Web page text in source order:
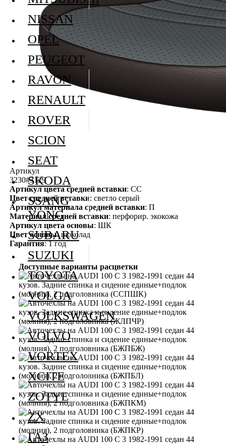
Артикул
3230#3129
Артикул цвета средней вставки: СС
Цвет средней вставки: светло серый
Артикул материала средней вставки: П
Материал средней вставки: перфорир. экокожа
Артикул цвета основы: ШК
Цвет основы: шоколад
Гарантия: 1 год
Доступные варианты расцветки
NISSAN
OPEL
PEUGEOT
RAVON
RENAULT
ROVER
SCION
SEAT
SKODA
SSANG
YONG
SUBARU
SUZUKI
TOYOTA
VOLGA
VOLKSWAGEN
VOLVO
VORTEX
XCITE
ZOTYE
ZX
ГАЗ